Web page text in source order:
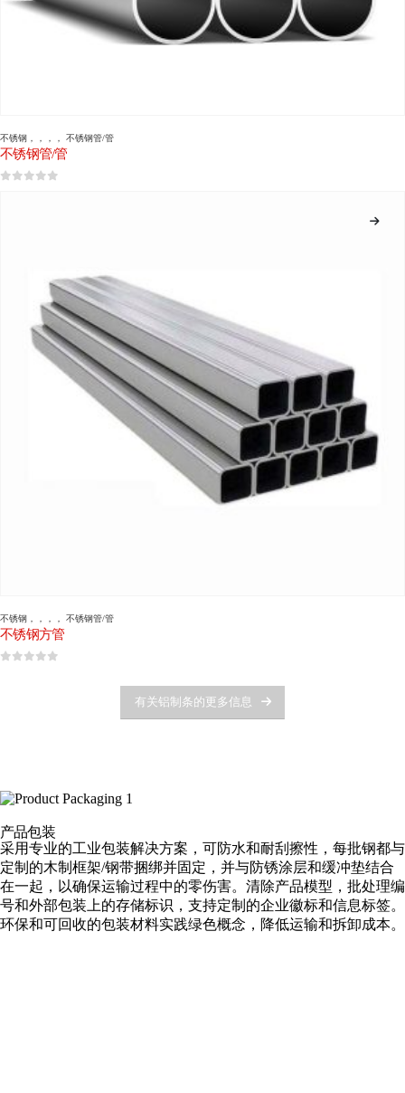
不锈钢 不锈钢管/管
不锈钢管/管
不锈钢 不锈钢管/管
不锈钢方管
有关铝制条的更多信息
产品包装
采用专业的工业包装解决方案，可防水和耐刮擦性，每批钢都与
定制的木制框架/钢带捆绑并固定，并与防锈涂层和缓冲垫结合
在一起，以确保运输过程中的零伤害。清除产品模型，批处理编
号和外部包装上的存储标识，支持定制的企业徽标和信息标签。
环保和可回收的包装材料实践绿色概念，降低运输和拆卸成本。